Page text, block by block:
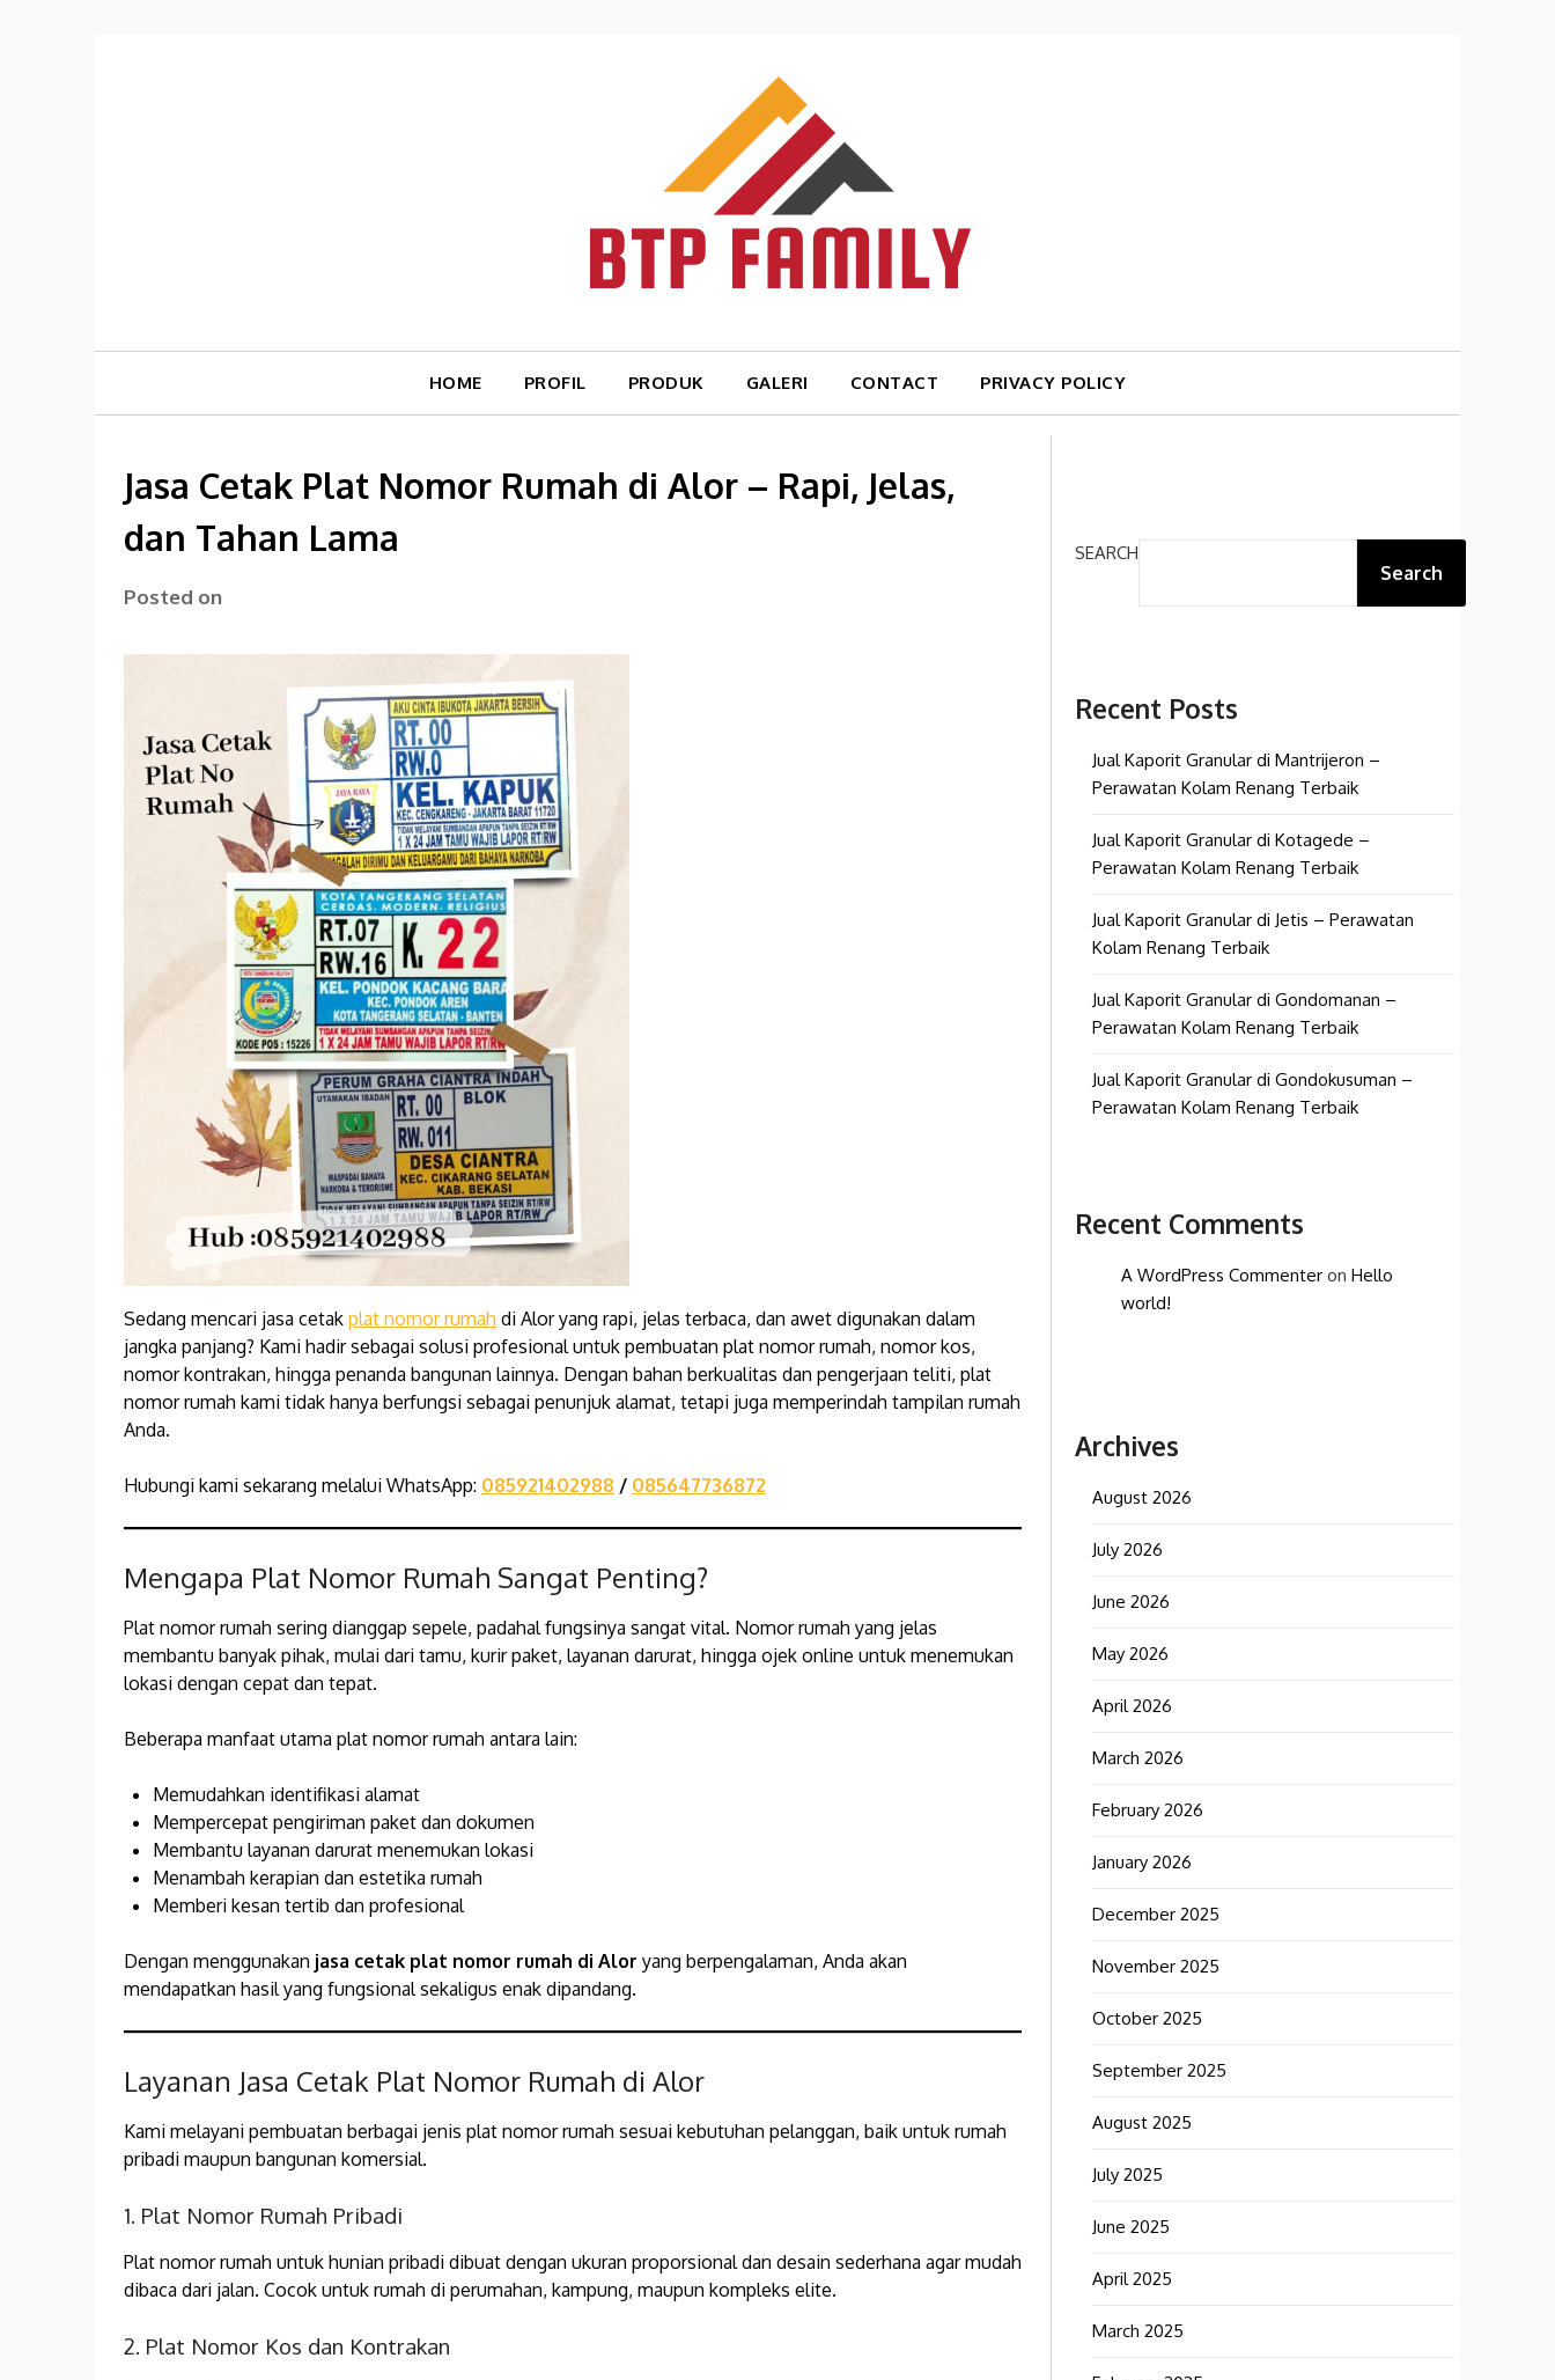
HOME PROFIL PRODUK GALERI CONTACT PRIVACY POLICY
Jasa Cetak Plat Nomor Rumah di Alor – Rapi, Jelas,
dan Tahan Lama
Posted on
Sedang mencari jasa cetak plat nomor rumah di Alor yang rapi, jelas terbaca, dan awet digunakan dalam
jangka panjang? Kami hadir sebagai solusi profesional untuk pembuatan plat nomor rumah, nomor kos,
nomor kontrakan, hingga penanda bangunan lainnya. Dengan bahan berkualitas dan pengerjaan teliti, plat
nomor rumah kami tidak hanya berfungsi sebagai penunjuk alamat, tetapi juga memperindah tampilan rumah
Anda.
Hubungi kami sekarang melalui WhatsApp: 085921402988 / 085647736872
Mengapa Plat Nomor Rumah Sangat Penting?
Plat nomor rumah sering dianggap sepele, padahal fungsinya sangat vital. Nomor rumah yang jelas
membantu banyak pihak, mulai dari tamu, kurir paket, layanan darurat, hingga ojek online untuk menemukan
lokasi dengan cepat dan tepat.
Beberapa manfaat utama plat nomor rumah antara lain:
Memudahkan identifikasi alamat
Mempercepat pengiriman paket dan dokumen
Membantu layanan darurat menemukan lokasi
Menambah kerapian dan estetika rumah
Memberi kesan tertib dan profesional
Dengan menggunakan jasa cetak plat nomor rumah di Alor yang berpengalaman, Anda akan
mendapatkan hasil yang fungsional sekaligus enak dipandang.
Layanan Jasa Cetak Plat Nomor Rumah di Alor
Kami melayani pembuatan berbagai jenis plat nomor rumah sesuai kebutuhan pelanggan, baik untuk rumah
pribadi maupun bangunan komersial.
1. Plat Nomor Rumah Pribadi
Plat nomor rumah untuk hunian pribadi dibuat dengan ukuran proporsional dan desain sederhana agar mudah
dibaca dari jalan. Cocok untuk rumah di perumahan, kampung, maupun kompleks elite.
2. Plat Nomor Kos dan Kontrakan
SEARCH
Search
Recent Posts
Jual Kaporit Granular di Mantrijeron –
Perawatan Kolam Renang Terbaik
Jual Kaporit Granular di Kotagede –
Perawatan Kolam Renang Terbaik
Jual Kaporit Granular di Jetis – Perawatan
Kolam Renang Terbaik
Jual Kaporit Granular di Gondomanan –
Perawatan Kolam Renang Terbaik
Jual Kaporit Granular di Gondokusuman –
Perawatan Kolam Renang Terbaik
Recent Comments
A WordPress Commenter on Hello
world!
Archives
August 2026
July 2026
June 2026
May 2026
April 2026
March 2026
February 2026
January 2026
December 2025
November 2025
October 2025
September 2025
August 2025
July 2025
June 2025
April 2025
March 2025